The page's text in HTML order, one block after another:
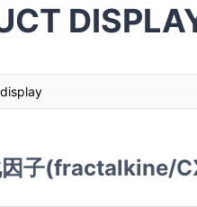
因子(fractalkine/